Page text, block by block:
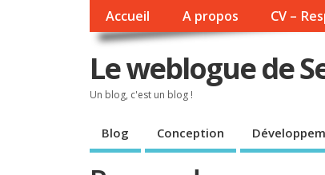
Accueil A propos CV –
Le weblogue de
Un blog, c'est un blog !
Blog Conception